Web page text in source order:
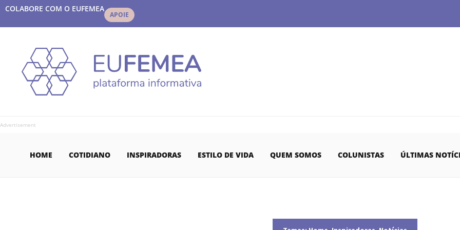
COLABORE COM O EUFEMEA
APOIE
Advertisement
HOME COTIDIANO INSPIRADORAS ESTILO DE VIDA QUEM SOMOS COLUNISTAS ÚLTIMAS